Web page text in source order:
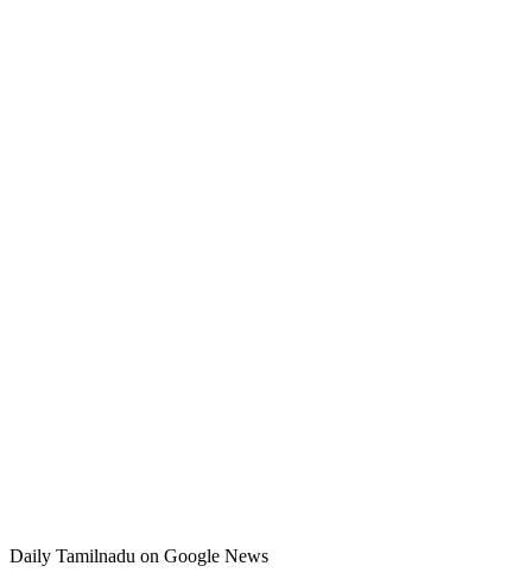
Daily Tamilnadu on Google News